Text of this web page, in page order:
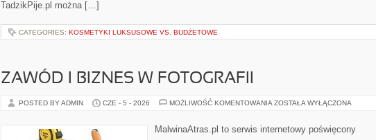
TadzikPije.pl można […]
CATEGORIES: KOSMETYKI LUKSUSOWE VS. BUDŻETOWE
ZAWÓD I BIZNES W FOTOGRAFII
POSTED BY ADMIN CZE - 5 - 2026 MOŻLIWOŚĆ KOMENTOWANIA ZAWÓD
FOTOGRAFII
ZOSTAŁA WYŁĄCZONA
MalwinaAtras.pl to serwis internetowy poświęcony